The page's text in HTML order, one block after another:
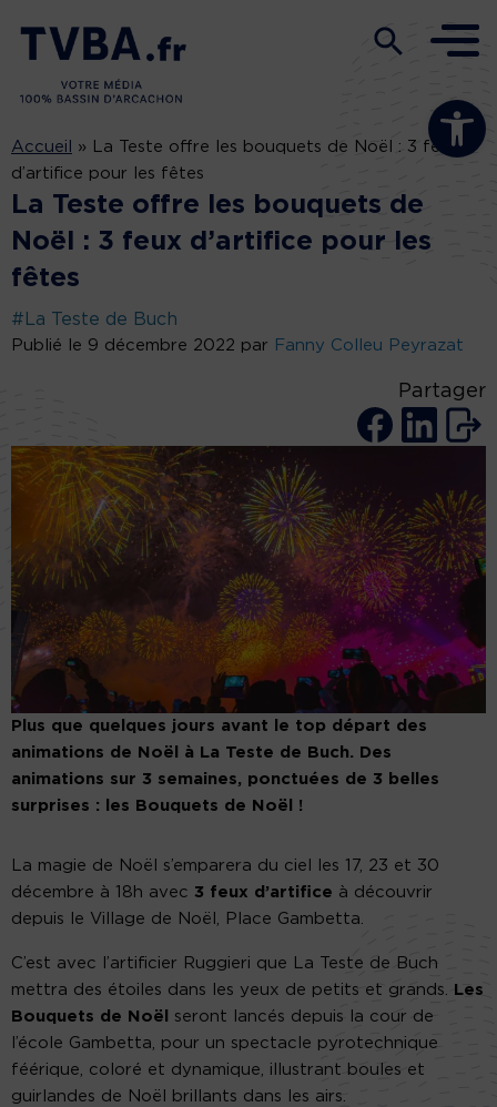
Ouvrir la
Accueil »
La Teste offre les bouquets de Noël : 3 feux
d’artifice pour les fêtes
La Teste offre les bouquets de
Noël : 3 feux d’artifice pour les
fêtes
#La Teste de Buch
Publié le 9 décembre 2022 par Fanny Colleu Peyrazat
Partager
Plus que quelques jours avant le top départ des
animations de Noël à La Teste de Buch. Des
animations sur 3 semaines, ponctuées de 3 belles
surprises : les Bouquets de Noël !
La magie de Noël s’emparera du ciel les 17, 23 et 30
décembre à 18h avec 3 feux d’artifice à découvrir
depuis le Village de Noël, Place Gambetta.
C’est avec l’artificier Ruggieri que La Teste de Buch
mettra des étoiles dans les yeux de petits et grands. Les
Bouquets de Noël
seront lancés depuis la cour de
l’école Gambetta, pour un spectacle pyrotechnique
féérique, coloré et dynamique, illustrant boules et
guirlandes de Noël brillants dans les airs.